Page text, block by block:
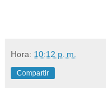
Hora: 10:12 p. m.
Compartir